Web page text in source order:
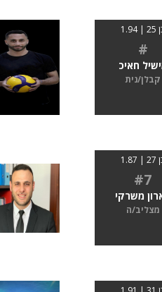
#
חאיכ
קבלן/נית
#7
משרקי
מצליב/ה